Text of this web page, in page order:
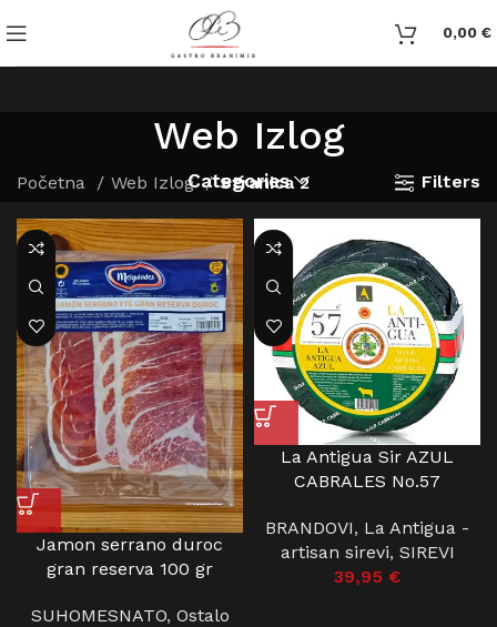
0,00 €
Web Izlog
Categories
Početna Web Izlog Stranica 2 Filters
Jamon serrano duroc
gran reserva 100 gr
SUHOMESNATO, Ostalo
La Antigua Sir AZUL
CABRALES No.57
BRANDOVI, La Antigua -
artisan sirevi, SIREVI
39,95 €